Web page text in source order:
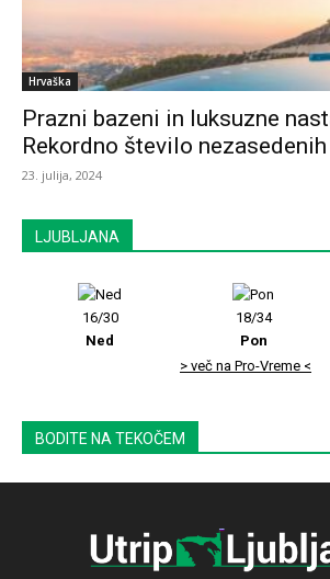
Hrvaška
Prazni bazeni in luksuzne
Rekordno število
23. julija, 2024
LJUBLJANA
16/30
Ned
18/34
Pon
> več na Pro-Vreme <
BODITE NA TEKOČEM